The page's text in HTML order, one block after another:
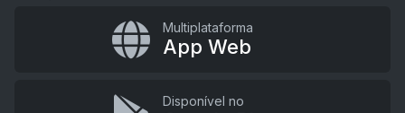
Multiplataforma
App Web
Disponível no